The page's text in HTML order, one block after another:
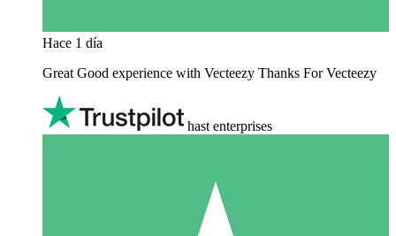
Hace 1 día
Great Good experience with Vecteezy Thanks For Vecteezy
hast enterprises